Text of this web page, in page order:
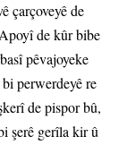
çarçoveyê de
de kûr bibe
pêvajoyeke
perwerdeyê re
de pispor bû,
şerê gerîla kir û